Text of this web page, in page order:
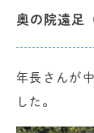
奥の院遠足
年長さんが
した。